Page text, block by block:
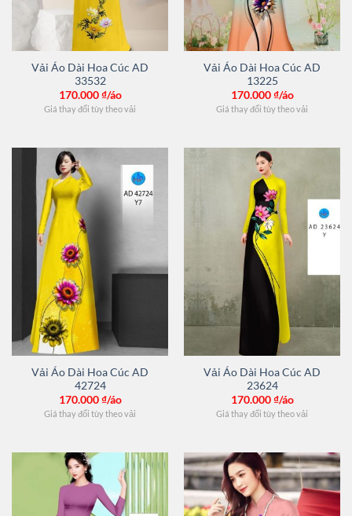
Vải Áo Dài Hoa Cúc AD
33532
170.000₫/áo
Giá thay đổi tùy theo vải
Vải Áo Dài Hoa Cúc AD
13225
170.000₫/áo
Giá thay đổi tùy theo vải
Vải Áo Dài Hoa Cúc AD
42724
170.000₫/áo
Giá thay đổi tùy theo vải
Vải Áo Dài Hoa Cúc AD
23624
170.000₫/áo
Giá thay đổi tùy theo vải